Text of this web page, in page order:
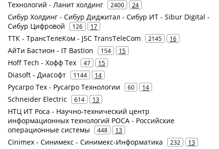
Технологий - Ланит холдинг
2400 24
Сибур Холдинг - Сибур Диджитал - Сибур ИТ - Sibur Digital -
Сибур Цифровой
126 17
ТТК - ТрансТелеКом - JSC TransTeleCom 2145 16
АйТи Бастион - IT Bastion 154 15
Hoff Tech - Хофф Тех 47 15
Diasoft - Диасофт 1144 14
Русагро Тех - Русагро Технологии 60 14
Schneider Electric 614 13
НТЦ ИТ Роса - Научно-технический центр
информационных технологий РОСА - Российские
операционные системы
448 13
Cinimex - Синимекс - Синимекс-Информатика 232 13